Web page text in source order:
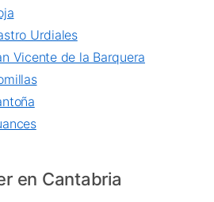
Urdiales
Vicente de la Barquera
en Cantabria